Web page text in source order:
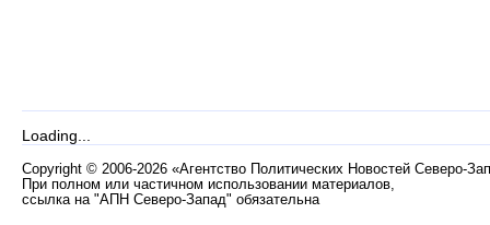
Loading...
Copyright © 2006-2026 «Агентство Политических Новостей Северо-
При полном или частичном использовании материалов,
ссылка на "АПН Северо-Запад" обязательна